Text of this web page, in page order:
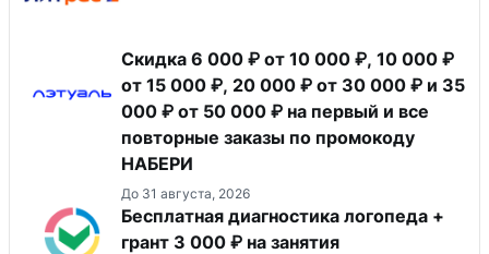
Скидка 6 000 ₽ от 10 000 ₽, 10 000 ₽
от 15 000 ₽, 20 000 ₽ от 30 000 ₽ и 35
000 ₽ от 50 000 ₽ на первый и все
повторные заказы по промокоду
НАБЕРИ
До 31 августа, 2026
Бесплатная диагностика логопеда +
грант 3 000 ₽ на занятия